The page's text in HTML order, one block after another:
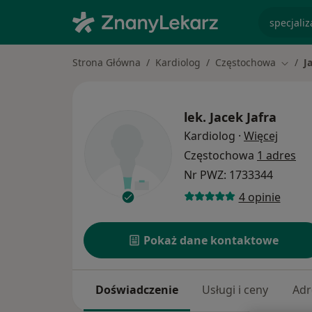
Strona Główna Kardiolog Częstochowa
lek. Jacek Jafra
Kardiolog · Więcej
Częstochowa 1 adres
Nr PWZ: 1733344
4 opinie
Pokaż dane kontaktowe
Doświadczenie Usługi i ceny